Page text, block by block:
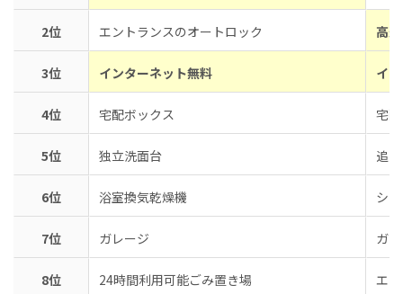
2位 エントランスのオートロック 高
3位 インターネット無料 イ
4位 宅配ボックス 宅
5位 独立洗面台 追
6位 浴室換気乾燥機 シ
7位 ガレージ ガ
8位 24時間利用可能ごみ置き場 エ